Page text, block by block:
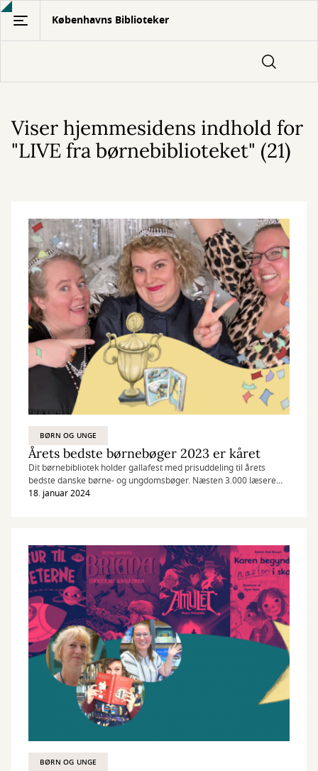
Gå
hovedindhold
Københavns Biblioteker
Viser hjemmesidens indhold for
"LIVE fra børnebiblioteket" (21)
BØRN OG UNGE
Årets bedste børnebøger 2023 er kåret
Dit børnebibliotek holder gallafest med prisuddeling til årets
bedste danske børne- og ungdomsbøger. Næsten 3.000 læsere
har stemt på årets bedste bog indenfor 7 forskellige kategorier.
18. januar 2024
BØRN OG UNGE